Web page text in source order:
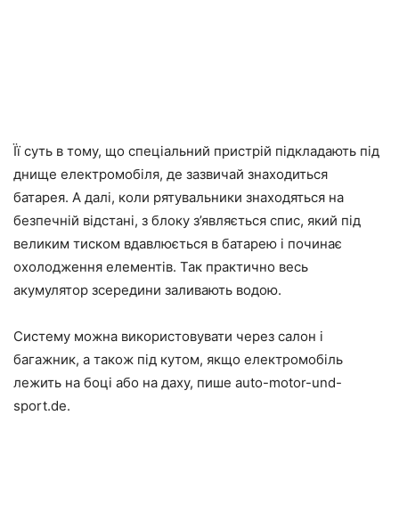
Її суть в тому, що спеціальний пристрій підкладають під
днище електромобіля, де зазвичай знаходиться
батарея. А далі, коли рятувальники знаходяться на
безпечній відстані, з блоку з’являється спис, який під
великим тиском вдавлюється в батарею і починає
охолодження елементів. Так практично весь
акумулятор зсередини заливають водою.
Систему можна використовувати через салон і
багажник, а також під кутом, якщо електромобіль
лежить на боці або на даху, пише auto-motor-und-
sport.de.